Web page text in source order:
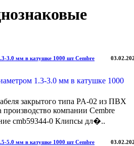
3.0 мм в катушке 1000 шт Cembre
закрытого типа PA-02 из ПВХ
производство компании Cembre
cmb59344-0 Клипсы дл�..
5.0 мм в катушке 1000 шт Cembre